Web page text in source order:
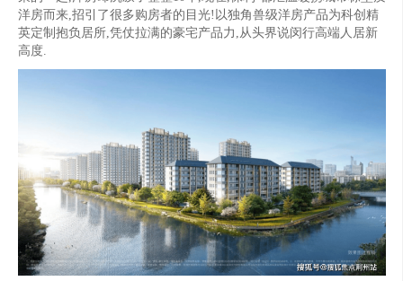
洋房而来,招引了很多购房者的目光!以独角兽级洋房产品为科创精
英定制抱负居所,凭仗拉满的豪宅产品力,从头界说闵行高端人居新
高度.